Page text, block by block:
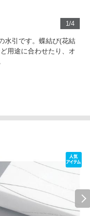
1/4
水引です。蝶結び(花結
用途に合わせたり、オ